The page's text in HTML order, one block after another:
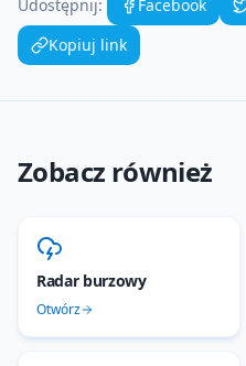
Udostępnij: Facebook
Kopiuj link
Zobacz również
Radar burzowy
Otwórz